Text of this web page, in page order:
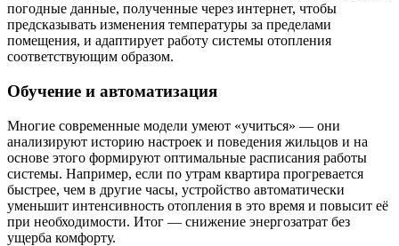
погодные данные, полученные через интернет, чтобы
предсказывать изменения температуры за пределами
помещения, и адаптирует работу системы отопления
соответствующим образом.
Обучение и автоматизация
Многие современные модели умеют «учиться» — они
анализируют историю настроек и поведения жильцов и на
основе этого формируют оптимальные расписания работы
системы. Например, если по утрам квартира прогревается
быстрее, чем в другие часы, устройство автоматически
уменьшит интенсивность отопления в это время и повысит её
при необходимости. Итог — снижение энергозатрат без
ущерба комфорту.